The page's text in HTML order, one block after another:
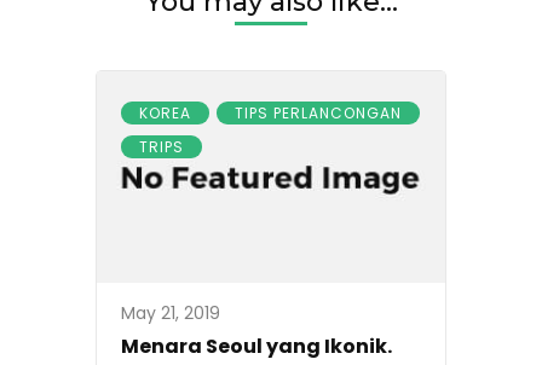
KOREA
TIPS PERLANCONGAN
TRIPS
May 21, 2019
Menara Seoul yang Ikonik.